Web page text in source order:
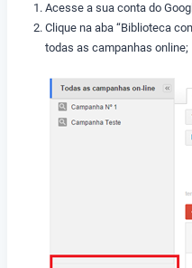
Acesse a sua conta do
Clique na aba “Biblioteca
todas as campanhas online;